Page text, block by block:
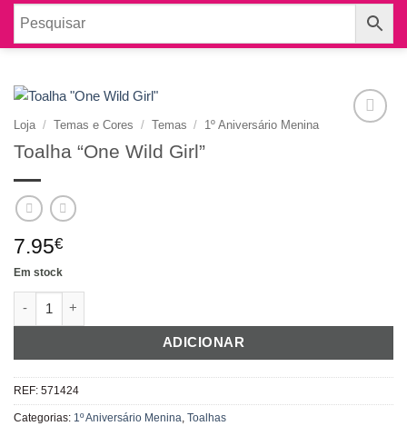
Loja / Temas e Cores / Temas / 1º Aniversário Menina
Toalha “One Wild Girl”
7.95€
Em stock
ADICIONAR
REF: 571424
Categorias: 1º Aniversário Menina, Toalhas